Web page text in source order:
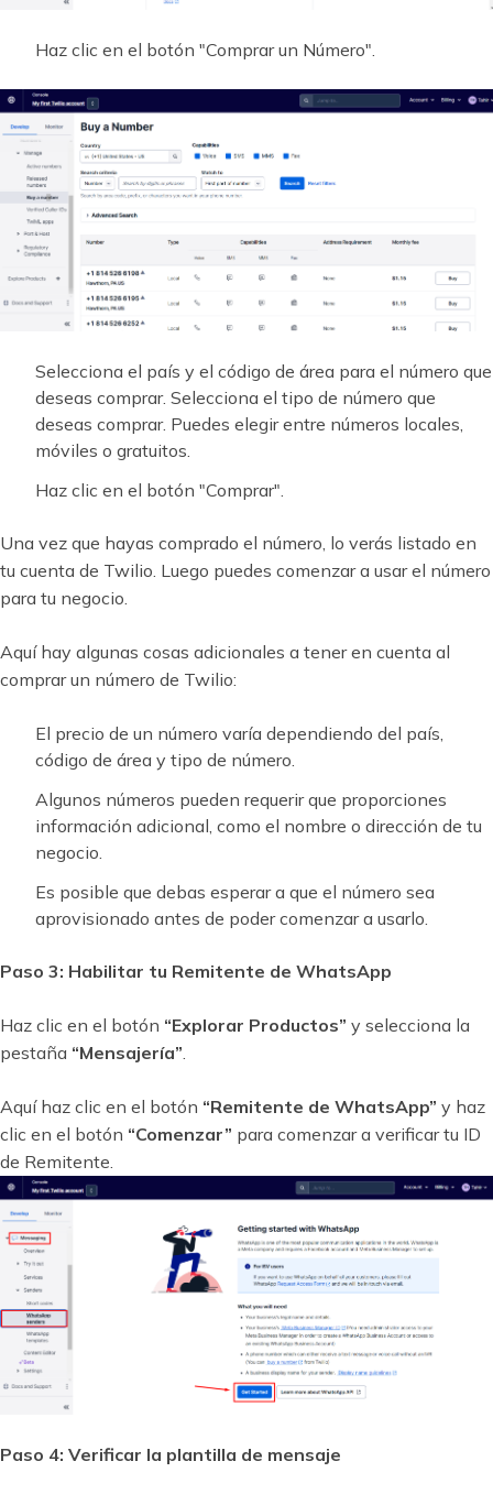
Haz clic en el botón "Comprar un Número".
Selecciona el país y el código de área para el número que
deseas comprar. Selecciona el tipo de número que
deseas comprar. Puedes elegir entre números locales,
móviles o gratuitos.
Haz clic en el botón "Comprar".
Una vez que hayas comprado el número, lo verás listado en
tu cuenta de Twilio. Luego puedes comenzar a usar el número
para tu negocio.
Aquí hay algunas cosas adicionales a tener en cuenta al
comprar un número de Twilio:
El precio de un número varía dependiendo del país,
código de área y tipo de número.
Algunos números pueden requerir que proporciones
información adicional, como el nombre o dirección de tu
negocio.
Es posible que debas esperar a que el número sea
aprovisionado antes de poder comenzar a usarlo.
Paso 3: Habilitar tu Remitente de WhatsApp
Haz clic en el botón “Explorar Productos” y selecciona la
pestaña “Mensajería”
Aquí haz clic en el botón “Remitente de WhatsApp” y haz
clic en el botón “Comenzar” para comenzar a verificar tu ID
de Remitente.
Paso 4: Verificar la plantilla de mensaje